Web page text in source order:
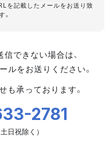
を記載したメールをお送り致
。
できない場合は、
ルをお送りください。
も承っております。
2781